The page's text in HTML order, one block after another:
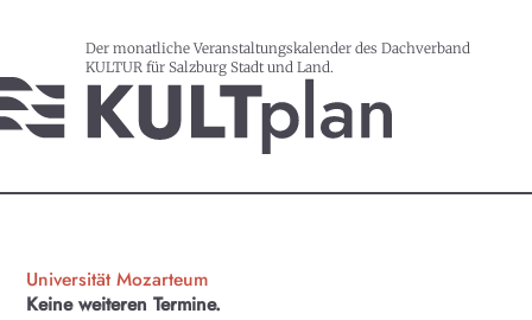
Der monatliche Veranstaltungskalender des Dachverband
KULTUR für Salzburg Stadt und Land.
Universität Mozarteum
Keine weiteren Termine.